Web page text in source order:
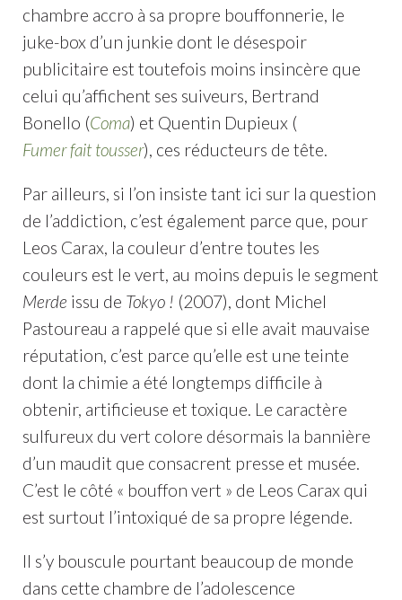
chambre accro à sa propre bouffonnerie, le
juke-box d’un junkie dont le désespoir
publicitaire est toutefois moins insincère que
celui qu’affichent ses suiveurs, Bertrand
Bonello (Coma) et Quentin Dupieux (
Fumer fait tousser), ces réducteurs de tête.
Par ailleurs, si l’on insiste tant ici sur la question
de l’addiction, c’est également parce que, pour
Leos Carax, la couleur d’entre toutes les
couleurs est le vert, au moins depuis le segment
Merde issu de Tokyo ! (2007), dont Michel
Pastoureau a rappelé que si elle avait mauvaise
réputation, c’est parce qu’elle est une teinte
dont la chimie a été longtemps difficile à
obtenir, artificieuse et toxique. Le caractère
sulfureux du vert colore désormais la bannière
d’un maudit que consacrent presse et musée.
C’est le côté « bouffon vert » de Leos Carax qui
est surtout l’intoxiqué de sa propre légende.
Il s’y bouscule pourtant beaucoup de monde
dans cette chambre de l’adolescence